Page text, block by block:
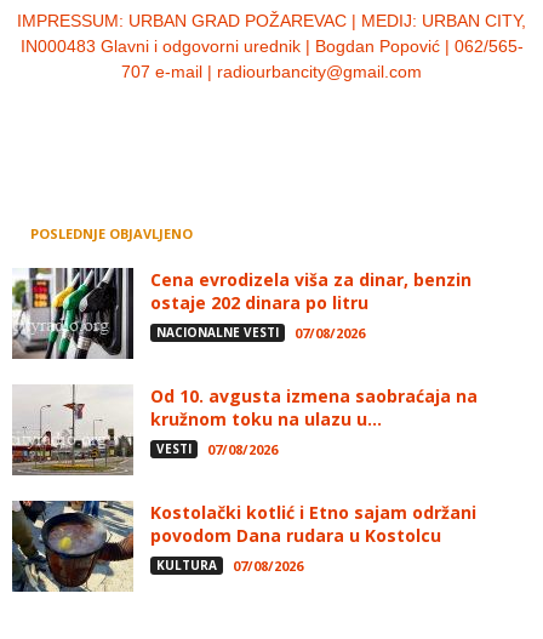
IMPRESSUM: URBAN GRAD POŽAREVAC | MEDIJ: URBAN CITY,
IN000483 Glavni i odgovorni urednik | Bogdan Popović | 062/565-
707 e-mail | radiourbancity@gmail.com
POSLEDNJE OBJAVLJENO
Cena evrodizela viša za dinar, benzin
ostaje 202 dinara po litru
NACIONALNE VESTI 07/08/2026
Od 10. avgusta izmena saobraćaja na
kružnom toku na ulazu u...
VESTI 07/08/2026
Kostolački kotlić i Etno sajam održani
povodom Dana rudara u Kostolcu
KULTURA 07/08/2026